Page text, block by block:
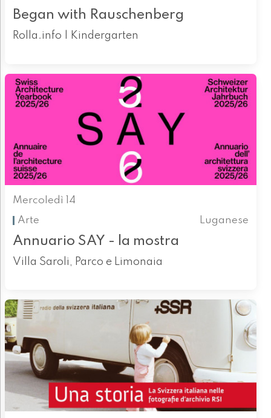
Began with Rauschenberg
Rolla.info | Kindergarten
Mercoledì 14
Arte
Luganese
Annuario SAY - la mostra
Villa Saroli, Parco e Limonaia